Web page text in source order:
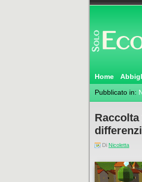
Home
Pubblicato in:
Di Nicoletta